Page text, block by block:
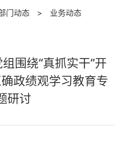
门动态 > 业务动态
围绕“真抓实干”开
政绩观学习教育专
研讨